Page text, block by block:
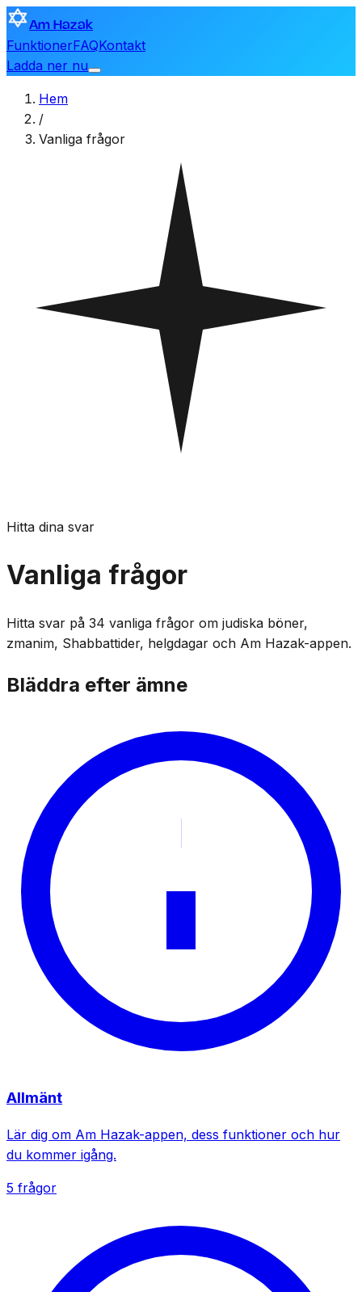
Am Hazak
FunktionerFAQKontakt
Ladda ner nu
Hem
/
Vanliga frågor
Hitta dina svar
Vanliga frågor
Hitta svar på 34 vanliga frågor om judiska böner,
zmanim, Shabbattider, helgdagar och Am Hazak-appen.
Bläddra efter ämne
Allmänt
Lär dig om Am Hazak-appen, dess funktioner och hur
du kommer igång.
5 frågor